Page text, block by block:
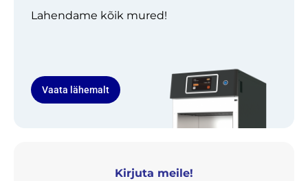
Lahendame kõik mured!
Vaata lähemalt
Kirjuta meile!